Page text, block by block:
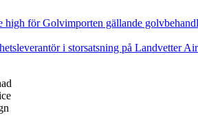
high för Golvimporten gällande
i storsatsning på Landvetter